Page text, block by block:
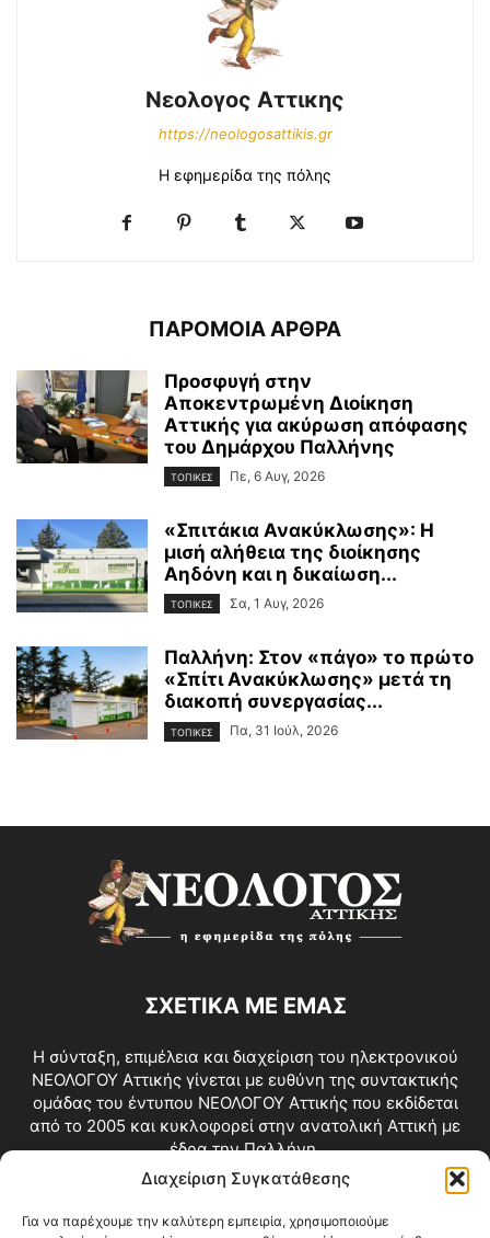
Διαχείριση Συγκατάθεσης
Για να παρέχουμε την καλύτερη εμπειρία, χρησιμοποιούμε
Νεολογος Αττικης
https://neologosattikis.gr
Η εφημερίδα της πόλης
ΠΑΡΟΜΟΙΑ ΑΡΘΡΑ
Προσφυγή στην
Αποκεντρωμένη Διοίκηση
Αττικής για ακύρωση απόφασης
του Δημάρχου Παλλήνης
ΤΟΠΙΚΕΣ Πε, 6 Αυγ, 2026
«Σπιτάκια Ανακύκλωσης»: Η
μισή αλήθεια της διοίκησης
Αηδόνη και η δικαίωση...
ΤΟΠΙΚΕΣ Σα, 1 Αυγ, 2026
Παλλήνη: Στον «πάγο» το πρώτο
«Σπίτι Ανακύκλωσης» μετά τη
διακοπή συνεργασίας...
ΤΟΠΙΚΕΣ Πα, 31 Ιούλ, 2026
ΣΧΕΤΙΚΑ ΜΕ ΕΜΑΣ
Η σύνταξη, επιμέλεια και διαχείριση του ηλεκτρονικού
ΝΕΟΛΟΓΟΥ Αττικής γίνεται με ευθύνη της συντακτικής
ομάδας του έντυπου ΝΕΟΛΟΓΟΥ Αττικής που εκδίδεται
από το 2005 και κυκλοφορεί στην ανατολική Αττική με
έδρα την Παλλήνη.
Επικοινωνία:info@neologosattikis.gr